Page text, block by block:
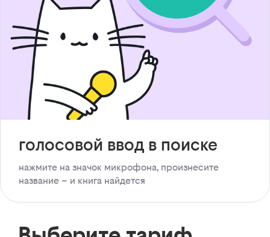
голосовой ввод в поиске
нажмите на значок микрофона, произнесите
название – и книга найдется